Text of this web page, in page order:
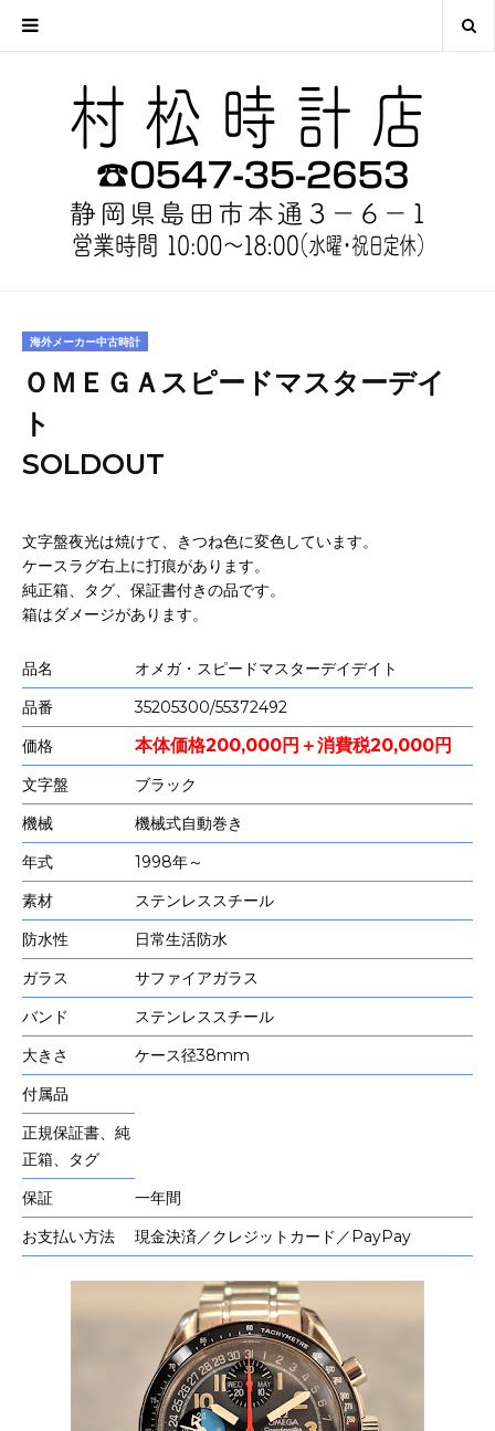
海外メーカー中古時計
ＯＭＥＧＡスピードマスターデイ
ト
SOLDOUT
文字盤夜光は焼けて、きつね色に変色しています。
ケースラグ右上に打痕があります。
純正箱、タグ、保証書付きの品です。
箱はダメージがあります。
品名
オメガ・スピードマスターデイデイト
品番
35205300/55372492
価格
本体価格200,000円＋消費税20,000円
文字盤
ブラック
機械
機械式自動巻き
年式
1998年～
素材
ステンレススチール
防水性
日常生活防水
ガラス
サファイアガラス
バンド
ステンレススチール
大きさ
ケース径38mm
付属品
正規保証書、純
正箱、タグ
保証
一年間
お支払い方法
現金決済／クレジットカード／PayPay